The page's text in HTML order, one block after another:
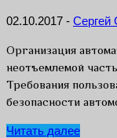
02.10.2017 - Сергей
Организация
неотъемлемой
Требования
безопасности
Читать далее